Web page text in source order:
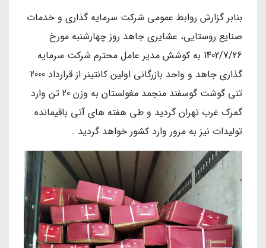
بنابر گزارش روابط عمومی شرکت سرمایه گذاری و خدمات
صنایع روستایی، عشایری جاهد روز چهارشنبه مورخ
1402/7/26 به کوشش مدیر عامل محترم شرکت سرمایه
گذاری جاهد و واحد بازرگانی اولین کانتینر از قرارداد 2000
تنی گوشت گوسفند منجمد مغولستان به وزن 20 تن وارد
گمرک غرب تهران گردید و طی هفته های آتی باقیمانده
تولیدات نیز به مرور وارد کشور خواهد گردید .